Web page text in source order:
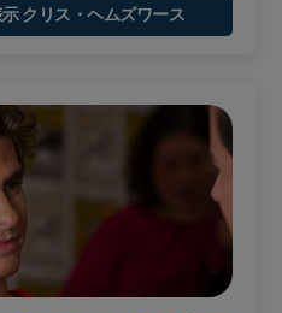
クリス・ヘムズワース